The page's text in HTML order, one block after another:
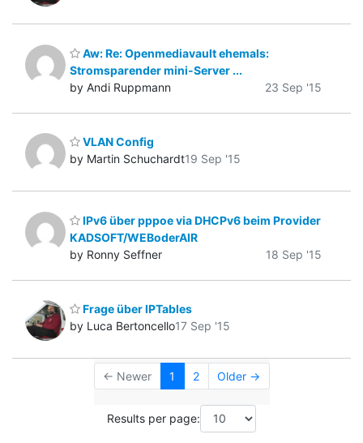
Aw: Re: Openmediavault ehemals:
Stromsparender mini-Server ...
by Andi Ruppmann
23 Sep '15
VLAN Config
by Martin Schuchardt19 Sep '15
IPv6 über pppoe via DHCPv6 beim Provider
KADSOFT/WEBoderAIR
by Ronny Seffner
18 Sep '15
Frage über IPTables
by Luca Bertoncello17 Sep '15
← Newer 1 2 Older →
Results per page: